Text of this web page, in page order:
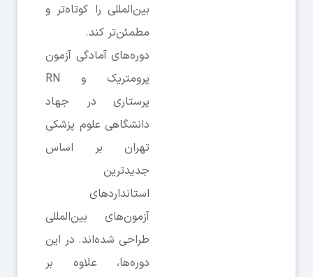
بین‌المللی را کوتاه‌تر و
مطمئن‌تر کند.
دوره‌های آمادگی آزمون
پرومتریک و RN
پرستاری در جهاد
دانشگاهی علوم پزشکی
تهران بر اساس
جدیدترین
استانداردهای
آزمون‌های بین‌المللی
طراحی شده‌اند. در این
دوره‌ها، علاوه بر